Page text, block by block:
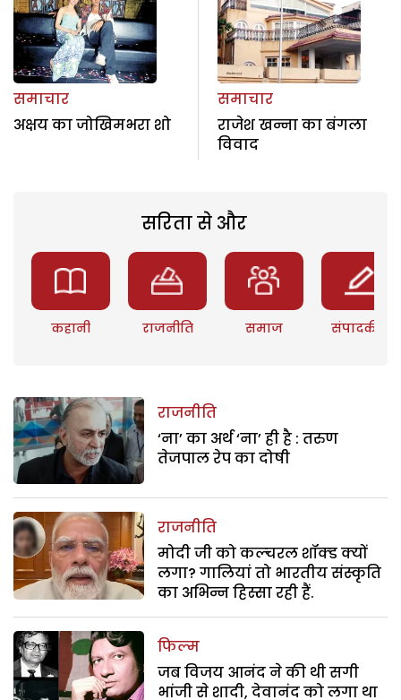
समाचार
अक्षय का जोखिमभरा शो
समाचार
राजेश खन्ना का बंगला
विवाद
सरिता से और
कहानी राजनीति समाज संपादकीय
राजनीति
‘ना’ का अर्थ ‘ना’ ही है : तरुण
तेजपाल रेप का दोषी
राजनीति
मोदी जी को कल्चरल शॉक्ड क्यों
लगा? गालियां तो भारतीय संस्कृति
का अभिन्न हिस्सा रही हैं.
फिल्म
जब विजय आनंद ने की थी सगी
भांजी से शादी, देवानंद को लगा था